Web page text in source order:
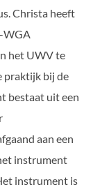
Christa heeft
WGA
het UWV te
praktijk bij de
bestaat uit een
aan een
instrument
instrument is